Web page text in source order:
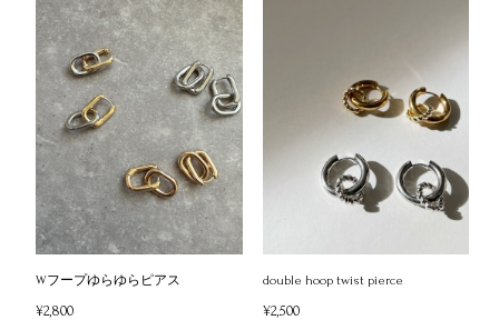
Wフープゆらゆらピアス
¥2,800
double hoop twist pierce
¥2,500